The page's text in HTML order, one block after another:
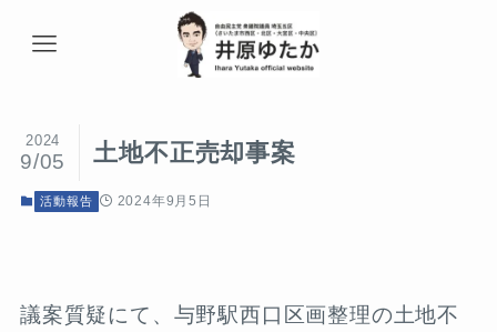
土地不正売却事案
2024
9/05
活動報告 2024年9月5日
議案質疑にて、与野駅西口区画整理の土地不